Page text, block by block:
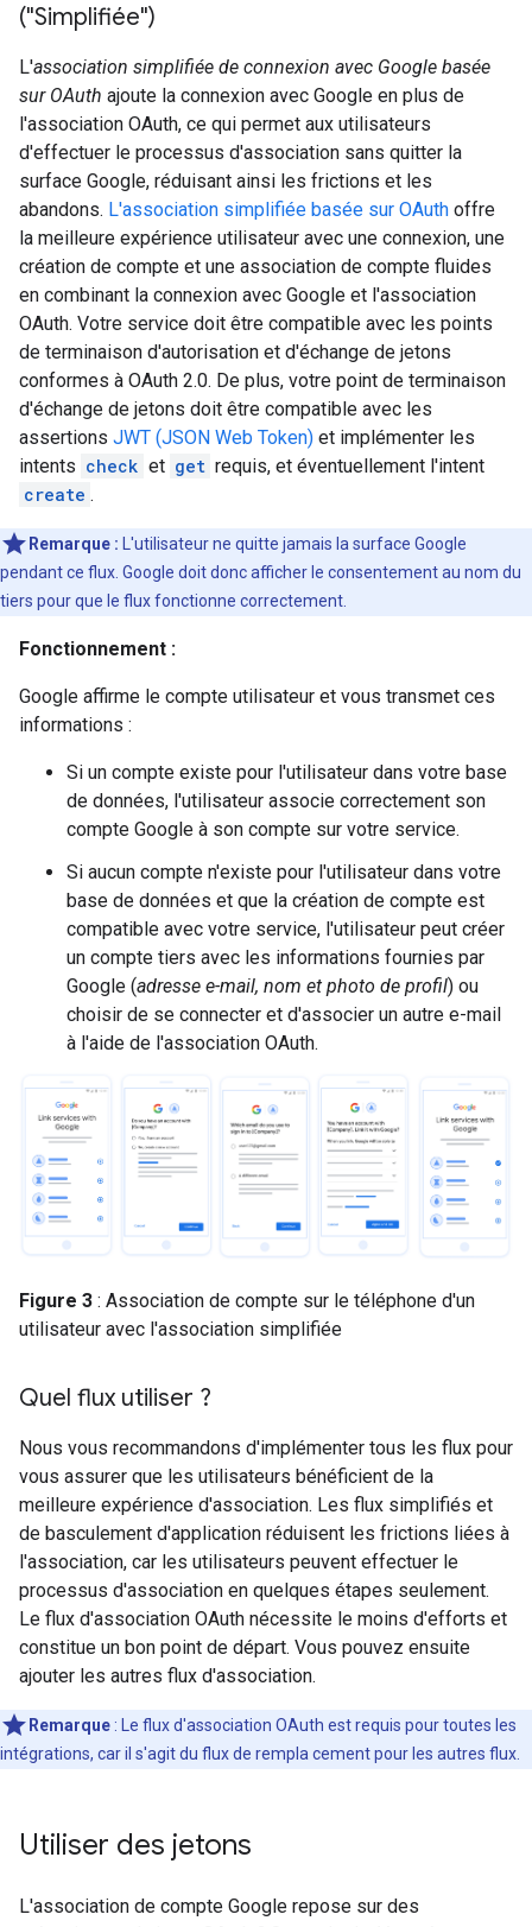
("Simplifiée")
L'association simplifiée de connexion avec Google basée
sur OAuth ajoute la connexion avec Google en plus de
l'association OAuth, ce qui permet aux utilisateurs
d'effectuer le processus d'association sans quitter la
surface Google, réduisant ainsi les frictions et les
abandons. L'association simplifiée basée sur OAuth offre
la meilleure expérience utilisateur avec une connexion, une
création de compte et une association de compte fluides
en combinant la connexion avec Google et l'association
OAuth. Votre service doit être compatible avec les points
de terminaison d'autorisation et d'échange de jetons
conformes à OAuth 2.0. De plus, votre point de terminaison
d'échange de jetons doit être compatible avec les
assertions JWT (JSON Web Token) et implémenter les
intents check et get requis, et éventuellement l'intent
create .
Remarque : L'utilisateur ne quitte jamais la surface Google
pendant ce flux. Google doit donc afficher le consentement au nom du
tiers pour que le flux fonctionne correctement.
Fonctionnement :
Google affirme le compte utilisateur et vous transmet ces
informations :
Si un compte existe pour l'utilisateur dans votre base
de données, l'utilisateur associe correctement son
compte Google à son compte sur votre service.
Si aucun compte n'existe pour l'utilisateur dans votre
base de données et que la création de compte est
compatible avec votre service, l'utilisateur peut créer
un compte tiers avec les informations fournies par
Google (adresse e-mail, nom et photo de profil) ou
choisir de se connecter et d'associer un autre e-mail
à l'aide de l'association OAuth.
Figure 3 : Association de compte sur le téléphone d'un
utilisateur avec l'association simplifiée
Quel flux utiliser ?
Nous vous recommandons d'implémenter tous les flux pour
vous assurer que les utilisateurs bénéficient de la
meilleure expérience d'association. Les flux simplifiés et
de basculement d'application réduisent les frictions liées à
l'association, car les utilisateurs peuvent effectuer le
processus d'association en quelques étapes seulement.
Le flux d'association OAuth nécessite le moins d'efforts et
constitue un bon point de départ. Vous pouvez ensuite
ajouter les autres flux d'association.
Remarque : Le flux d'association OAuth est requis pour toutes les
intégrations, car il s'agit du flux de rempla cement pour les autres flux.
Utiliser des jetons
L'association de compte Google repose sur des